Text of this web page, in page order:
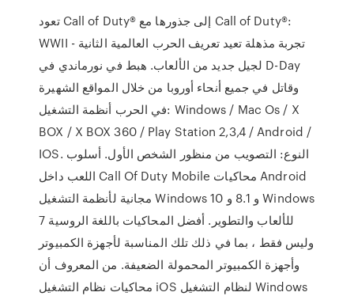
تعود Call of Duty® إلى جذورها مع Call of Duty®:
WWII - تجربة مذهلة تعيد تعريف الحرب العالمية الثانية
لجيل جديد من الألعاب. هبط في نورماندي في D-Day
وقاتل في جميع أنحاء أوروبا من خلال المواقع الشهيرة
في الحرب أنظمة التشغيل: Windows / Mac Os / X
BOX / X BOX 360 / Play Station 2,3,4 / Android /
IOS. النوع: التصويب من منظور الشخص الأول. أسلوب
اللعب داخل Call Of Duty Mobile محاكيات Android
مجانية لأنظمة التشغيل Windows 10 و 8.1 و Windows
7 للألعاب والتطوير. أفضل المحاكيات باللغة الروسية
وليس فقط ، بما في ذلك تلك المناسبة لأجهزة الكمبيوتر
وأجهزة الكمبيوتر المحمولة الضعيفة. من المعروف أن
محاكيات نظام التشغيل iOS لنظام التشغيل Windows